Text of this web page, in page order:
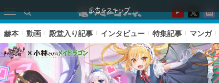
広告をスキップ
赫本 動画 殿堂入り記事 インタビュー 特集記事 マンガ